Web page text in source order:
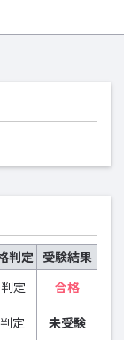
判定 受験結果
定
合格
定
未受験